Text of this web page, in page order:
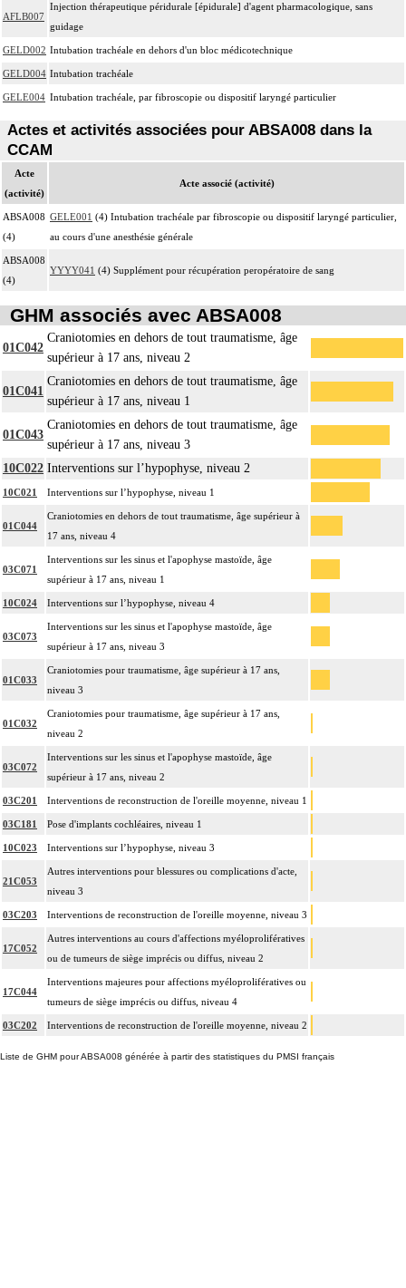
AFLB007
Injection thérapeutique péridurale [épidurale] d'agent pharmacologique, sans
guidage
GELD002 Intubation trachéale en dehors d'un bloc médicotechnique
GELD004 Intubation trachéale
GELE004 Intubation trachéale, par fibroscopie ou dispositif laryngé particulier
Actes et activités associées pour ABSA008 dans la
CCAM
Acte
(activité)
Acte associé (activité)
ABSA008
(4)
GELE001 (4) Intubation trachéale par fibroscopie ou dispositif laryngé particulier,
au cours d'une anesthésie générale
ABSA008
(4)
YYYY041 (4) Supplément pour récupération peropératoire de sang
GHM associés avec ABSA008
01C042
Craniotomies en dehors de tout traumatisme, âge
supérieur à 17 ans, niveau 2
01C041
Craniotomies en dehors de tout traumatisme, âge
supérieur à 17 ans, niveau 1
01C043
Craniotomies en dehors de tout traumatisme, âge
supérieur à 17 ans, niveau 3
10C022 Interventions sur l’hypophyse, niveau 2
10C021 Interventions sur l’hypophyse, niveau 1
01C044
Craniotomies en dehors de tout traumatisme, âge supérieur à
17 ans, niveau 4
03C071
Interventions sur les sinus et l'apophyse mastoïde, âge
supérieur à 17 ans, niveau 1
10C024 Interventions sur l’hypophyse, niveau 4
03C073
Interventions sur les sinus et l'apophyse mastoïde, âge
supérieur à 17 ans, niveau 3
01C033
Craniotomies pour traumatisme, âge supérieur à 17 ans,
niveau 3
01C032
Craniotomies pour traumatisme, âge supérieur à 17 ans,
niveau 2
03C072
Interventions sur les sinus et l'apophyse mastoïde, âge
supérieur à 17 ans, niveau 2
03C201 Interventions de reconstruction de l'oreille moyenne, niveau 1
03C181 Pose d'implants cochléaires, niveau 1
10C023 Interventions sur l’hypophyse, niveau 3
21C053
Autres interventions pour blessures ou complications d'acte,
niveau 3
03C203 Interventions de reconstruction de l'oreille moyenne, niveau 3
17C052
Autres interventions au cours d'affections myéloprolifératives
ou de tumeurs de siège imprécis ou diffus, niveau 2
17C044
Interventions majeures pour affections myéloprolifératives ou
tumeurs de siège imprécis ou diffus, niveau 4
03C202 Interventions de reconstruction de l'oreille moyenne, niveau 2
Liste de GHM pour ABSA008 générée à partir des statistiques du PMSI français